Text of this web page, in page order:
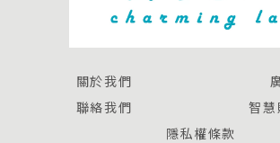
關於我們
聯絡我們
智慧
隱私權條款